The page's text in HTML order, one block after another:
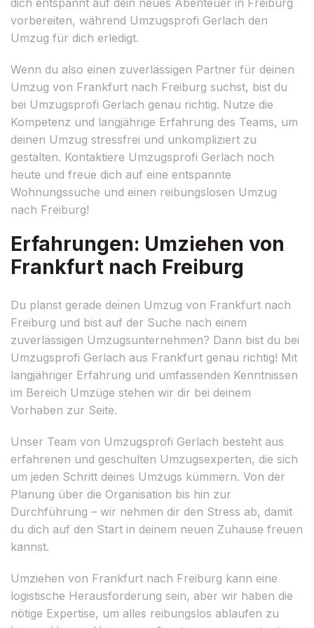
vorbereiten, während Umzugsprofi Gerlach den
Umzug für dich erledigt.
Wenn du also einen zuverlässigen Partner für deinen
Umzug von Frankfurt nach Freiburg suchst, bist du
bei Umzugsprofi Gerlach genau richtig. Nutze die
Kompetenz und langjährige Erfahrung des Teams, um
deinen Umzug stressfrei und unkompliziert zu
gestalten. Kontaktiere Umzugsprofi Gerlach noch
heute und freue dich auf eine entspannte
Wohnungssuche und einen reibungslosen Umzug
nach Freiburg!
Erfahrungen: Umziehen von
Frankfurt nach Freiburg
Du planst gerade deinen Umzug von Frankfurt nach
Freiburg und bist auf der Suche nach einem
zuverlässigen Umzugsunternehmen? Dann bist du bei
Umzugsprofi Gerlach aus Frankfurt genau richtig! Mit
langjähriger Erfahrung und umfassenden Kenntnissen
im Bereich Umzüge stehen wir dir bei deinem
Vorhaben zur Seite.
Unser Team von Umzugsprofi Gerlach besteht aus
erfahrenen und geschulten Umzugsexperten, die sich
um jeden Schritt deines Umzugs kümmern. Von der
Planung über die Organisation bis hin zur
Durchführung – wir nehmen dir den Stress ab, damit
du dich auf den Start in deinem neuen Zuhause freuen
kannst.
Umziehen von Frankfurt nach Freiburg kann eine
logistische Herausforderung sein, aber wir haben die
nötige Expertise, um alles reibungslos ablaufen zu